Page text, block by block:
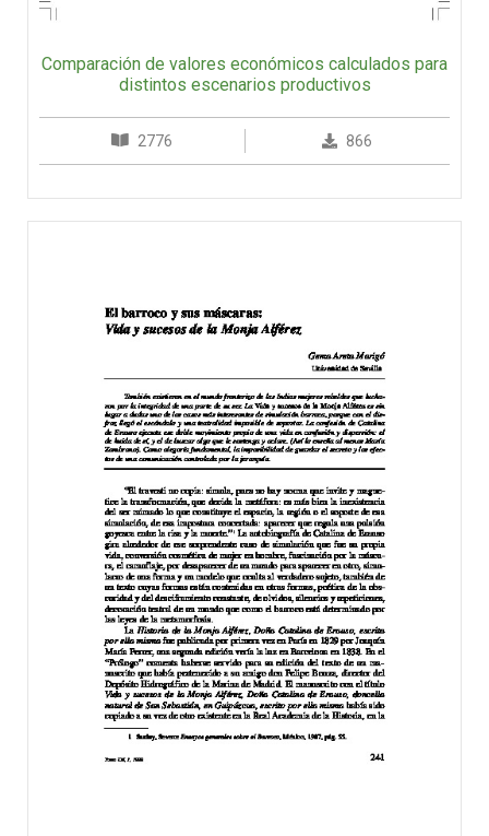
Comparación de valores económicos calculados para
distintos escenarios productivos
2776 866